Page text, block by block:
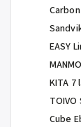
EASY
KITA 7
TOIVO
Cube